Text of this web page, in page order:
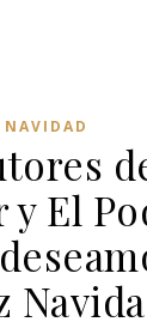
NAVIDAD
y El